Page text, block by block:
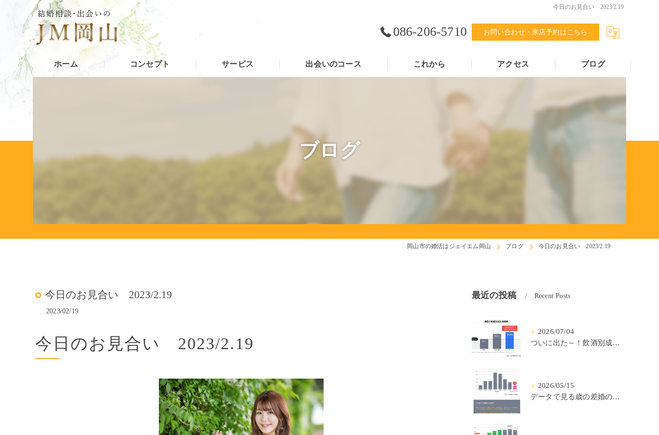
今日のお見合い 2023/2.19
086-206-5710 お問い合わせ・来店予約はこちら
ホーム コンセプト サービス 出会いのコース これから アクセス ブログ
ブログ
岡山市の婚活はジェイエム岡山 ブログ 今日のお見合い 2023/2.19
今日のお見合い 2023/2.19
2023/02/19
今日のお見合い 2023/2.19
最近の投稿 Recent Posts
2026/07/04
ついに出た～！飲酒別成婚率(IBJ)！
2026/05/15
データで見る歳の差婚の確率の低さ。